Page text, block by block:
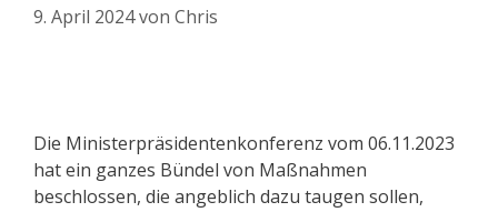
9. April 2024von Chris
Die Ministerpräsidentenkonferenz vom 06.11.2023
hat ein ganzes Bündel von Maßnahmen
beschlossen, die angeblich dazu taugen sollen,